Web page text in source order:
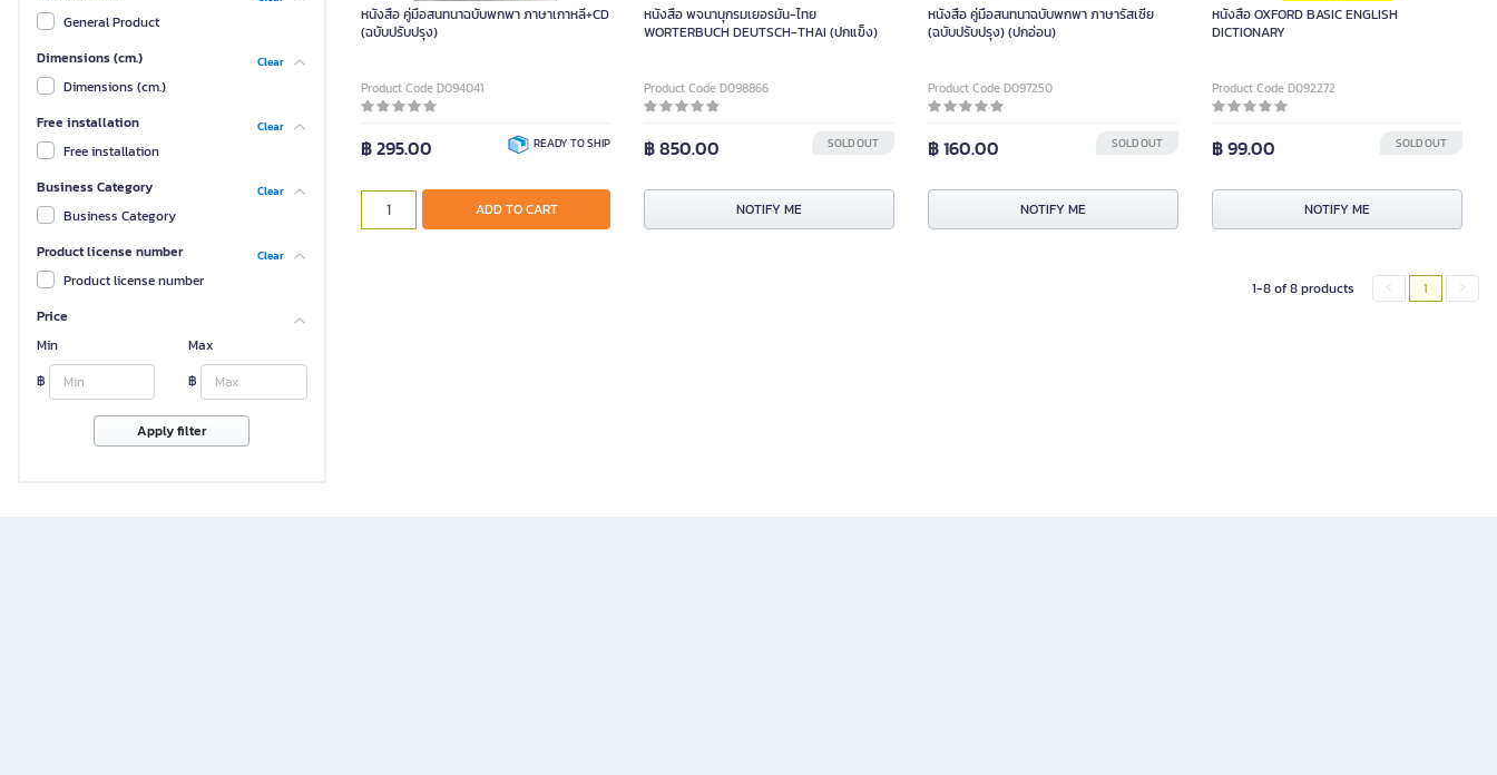
General Product
Dimensions (cm.)
Clear
Dimensions (cm.)
Free installation
Clear
Free installation
Business Category
Clear
Business Category
Product license number
Clear
Product license number
Price
Min
฿
Max
฿
Apply filter
หนังสือ คู่มือสนทนาฉบับพกพา ภาษาเกาหลี+CD
(ฉบับปรับปรุง)
Product Code D094041
฿ 295.00 READY TO SHIP
ADD TO CART
หนังสือ พจนานุกรมเยอรมัน-ไทย
WORTERBUCH DEUTSCH-THAI (ปกแข็ง)
Product Code D098866
฿ 850.00 SOLD OUT
NOTIFY ME
หนังสือ คู่มือสนทนาฉบับพกพา ภาษารัสเซีย
(ฉบับปรับปรุง) (ปกอ่อน)
Product Code D097250
฿ 160.00 SOLD OUT
NOTIFY ME
หนังสือ OXFORD BASIC ENGLISH
DICTIONARY
Product Code D092272
฿ 99.00 SOLD OUT
NOTIFY ME
1-8 of 8 products 1